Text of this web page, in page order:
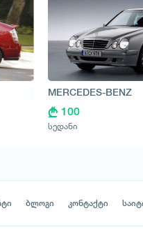
MERCEDES-BENZ
100
სედანი
ბლოგი კონტაქტი